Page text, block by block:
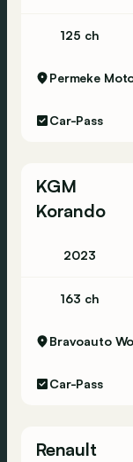
125 ch
Permeke
Car-Pass
KGM
Korando
2023
163 ch
Bravoauto
Car-Pass
Renault